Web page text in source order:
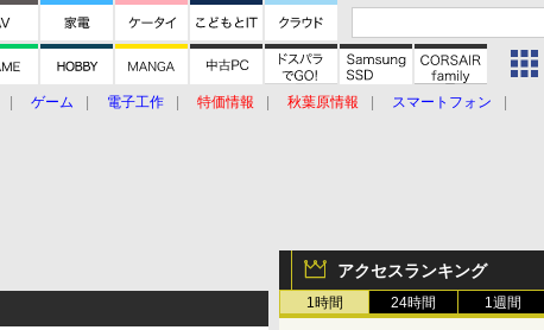
ゲーム 電子工作 特価情報 秋葉原情報
スマートフォン
アクセスランキング
1時間 24時間 1週間